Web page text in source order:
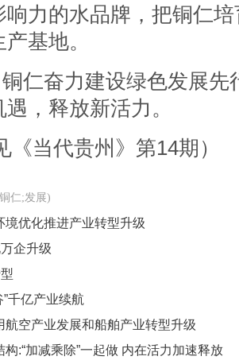
响力的水品牌，把铜仁
基地。
仁奋力建设绿色发展先
，释放新活力。
《当代贵州》第14期）
仁;发展)
境优化推进产业转型升级
企升级
千亿产业续航
航空产业发展和船舶产业转型升级
:“加减乘除”一起做 内在活力加速释放